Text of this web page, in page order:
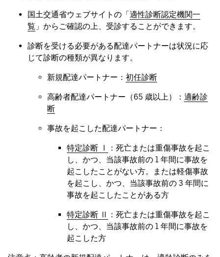
国土交通省ウェブサイトの「適性診断認定機関一
覧 」からご確認の上、受診することができます。
診断を受ける必要がある配達パートナーは状況に応
じて診断の種類が異なります。
新規配達パートナー： 初任診断
高齢者配達パートナー（65 歳以上）： 適齢診
断
事故を起こした配達パートナー：
特定診断 Ⅰ
：死亡または重傷事故を起こ
し、かつ、当該事故前の 1 年間に事故を
起こしたことがない方。または軽傷事故
を起こし、かつ、当該事故前の 3 年間に
事故を起こしたことがある方
特定診断 Ⅱ
：死亡または重傷事故を起こ
し、かつ、当該事故前の 1 年間に事故を
起こした方